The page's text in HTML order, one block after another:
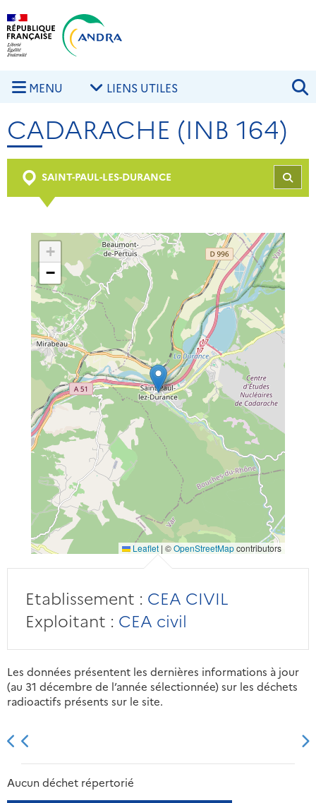
Aller au contenu principal
MENU LIENS UTILES
CADARACHE (INB 164)
SAINT-PAUL-LES-DURANCE
+
−
Leaflet | ©OpenStreetMapcontributors
Etablissement : CEA CIVIL
Exploitant : CEA civil
Les données présentent les dernières informations à jour
(au 31 décembre de l’année sélectionnée) sur les déchets
radioactifs présents sur le site.
2013 2014
Aucun déchet répertorié